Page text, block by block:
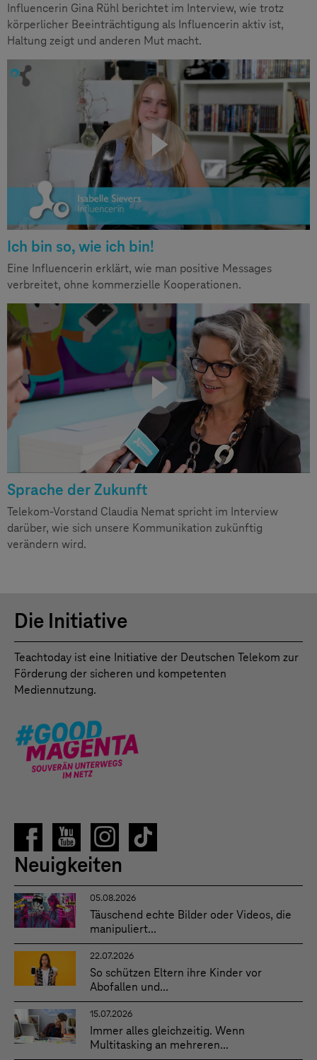
Influencerin Gina Rühl berichtet im Interview, wie trotz
körperlicher Beeinträchtigung als Influencerin aktiv ist,
Haltung zeigt und anderen Mut macht.
Ich bin so, wie ich bin!
Eine Influencerin erklärt, wie man positive Messages
verbreitet, ohne kommerzielle Kooperationen.
Sprache der Zukunft
Telekom-Vorstand Claudia Nemat spricht im Interview
darüber, wie sich unsere Kommunikation zukünftig
verändern wird.
Die Initiative
Teachtoday ist eine Initiative der Deutschen Telekom zur
Förderung der sicheren und kompetenten
Mediennutzung.
Neuigkeiten
05.08.2026
Täuschend echte Bilder oder Videos, die
manipuliert...
22.07.2026
So schützen Eltern ihre Kinder vor
Abofallen und...
15.07.2026
Immer alles gleichzeitig. Wenn
Multitasking an mehreren...